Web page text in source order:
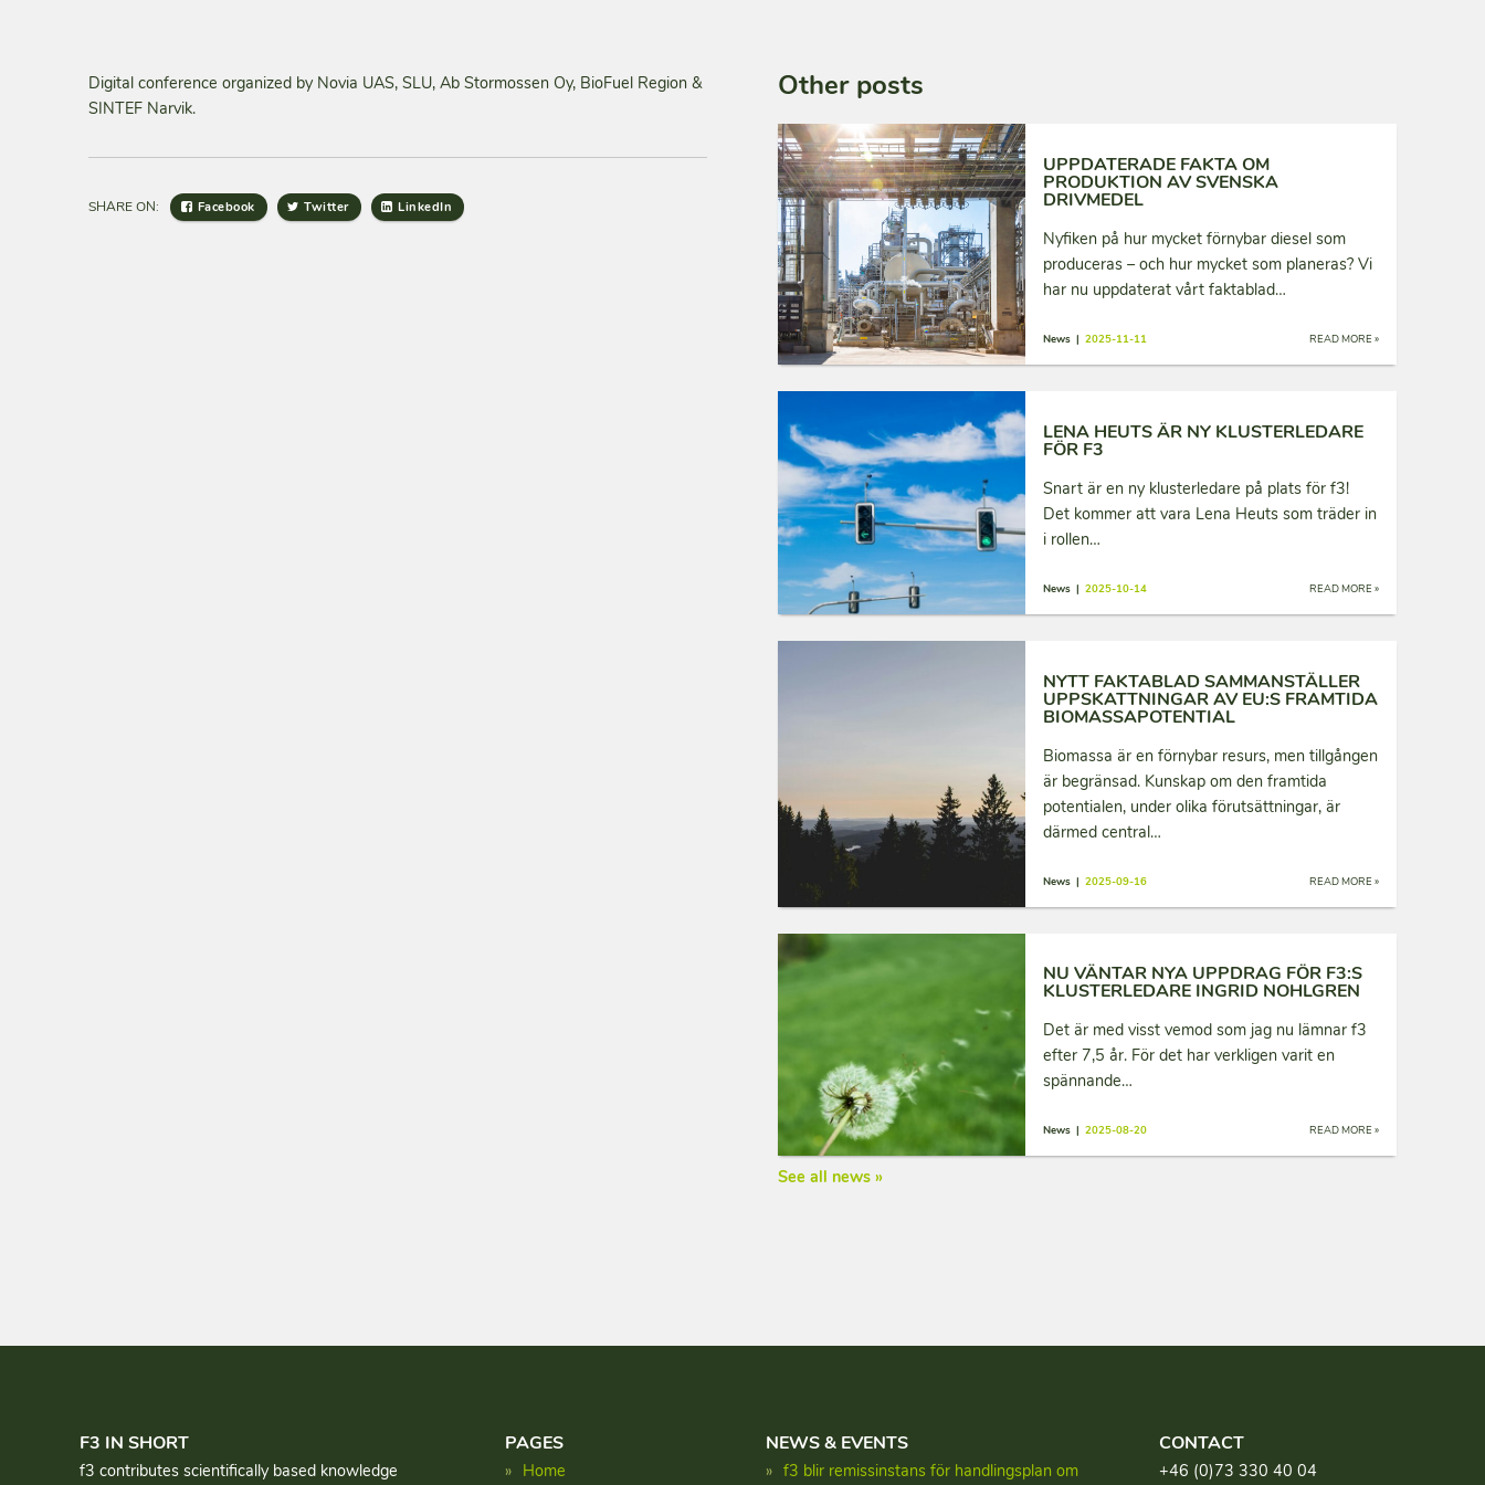
Digital conference organized by Novia UAS, SLU, Ab Stormossen Oy, BioFuel Region &
SINTEF Narvik.
SHARE ON: Facebook Twitter LinkedIn
Other posts
UPPDATERADE FAKTA OM
PRODUKTION AV SVENSKA
DRIVMEDEL
Nyfiken på hur mycket förnybar diesel som
produceras – och hur mycket som planeras? Vi
har nu uppdaterat vårt faktablad…
READ MORE »
News | 2025-11-11
LENA HEUTS ÄR NY KLUSTERLEDARE
FÖR F3
Snart är en ny klusterledare på plats för f3!
Det kommer att vara Lena Heuts som träder in
i rollen…
READ MORE »
News | 2025-10-14
NYTT FAKTABLAD SAMMANSTÄLLER
UPPSKATTNINGAR AV EU:S FRAMTIDA
BIOMASSAPOTENTIAL
Biomassa är en förnybar resurs, men tillgången
är begränsad. Kunskap om den framtida
potentialen, under olika förutsättningar, är
därmed central…
READ MORE »
News | 2025-09-16
NU VÄNTAR NYA UPPDRAG FÖR F3:S
KLUSTERLEDARE INGRID NOHLGREN
Det är med visst vemod som jag nu lämnar f3
efter 7,5 år. För det har verkligen varit en
spännande…
READ MORE »
News | 2025-08-20
See all news »
F3 IN SHORT
f3 contributes scientifically based knowledge
PAGES
Home
NEWS & EVENTS
f3 blir remissinstans för handlingsplan om
CONTACT
+46 (0)73 330 40 04